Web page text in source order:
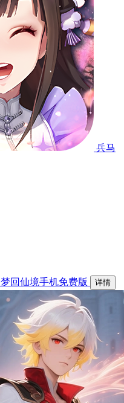
兵马
梦回仙境手机免费版 详情